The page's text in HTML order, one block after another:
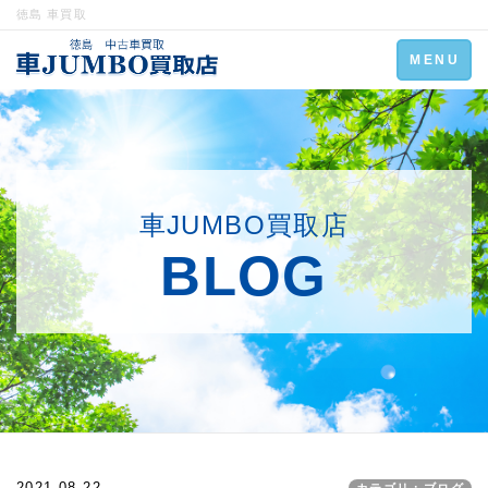
徳島 車買取
Toggle
navigation
MENU
車JUMBO買取店
BLOG